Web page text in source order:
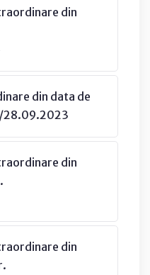
din
din data de
28.09.2023
din
din